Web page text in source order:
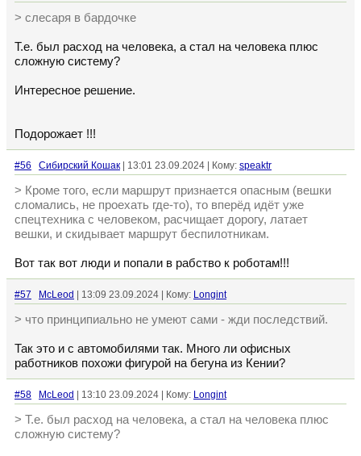
> слесаря в бардочке
Т.е. был расход на человека, а стал на человека плюс
сложную систему?
Интересное решение.
Подорожает !!!
#56 Сибирский Кошак | 13:01 23.09.2024 | Кому: speaktr
> Кроме того, если маршрут признается опасным (вешки
сломались, не проехать где-то), то вперёд идёт уже
спецтехника с человеком, расчищает дорогу, латает
вешки, и скидывает маршрут беспилотникам.
Вот так вот люди и попали в рабство к роботам!!!
#57 McLeod | 13:09 23.09.2024 | Кому: Longint
> что принципиально не умеют сами - жди последствий.
Так это и с автомобилями так. Много ли офисных
работников похожи фигурой на бегуна из Кении?
#58 McLeod | 13:10 23.09.2024 | Кому: Longint
> Т.е. был расход на человека, а стал на человека плюс
сложную систему?